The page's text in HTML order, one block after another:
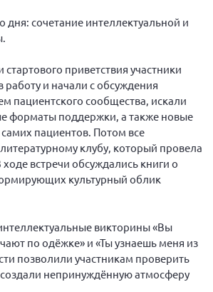
ОООИБРС 2025
2023
2022
2021
2021
2020
дня: сочетание интеллектуальной и
стартового приветствия участники
работу и начали с обсуждения
пациентского сообщества, искали
форматы поддержки, а также новые
пациентов. Потом все
клубу, который провела
встречи обсуждались книги о
культурный облик
викторины «Вы
по одёжке» и «Ты узнаешь меня из
позволили участникам проверить
непринуждённую атмосферу